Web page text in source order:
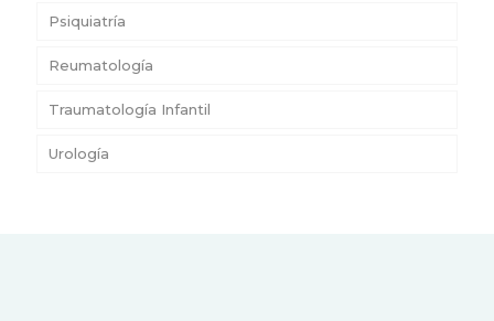
Psiquiatría
Reumatología
Traumatología Infantil
Urología